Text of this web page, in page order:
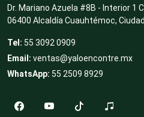
Editores
Dr. Mariano Azuela #8B - Interior 1
06400 Alcaldía Cuauhtémoc,
Tel: 55 3092 0909
Email: ventas@yaloencontre.mx
WhatsApp: 55 2509 8929